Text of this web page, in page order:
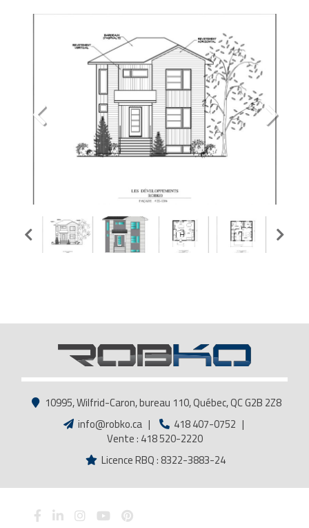
10995, Wilfrid-Caron, bureau 110, Québec, QC G2B 2Z8
info@robko.ca | 418 407-0752 |
Vente : 418 520-2220
Licence RBQ : 8322-3883-24